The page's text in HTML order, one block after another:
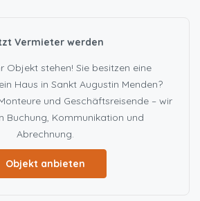
Vermieter werden
Objekt stehen! Sie besitzen eine
Haus in Sankt Augustin Menden?
und Geschäftsreisende – wir
Buchung, Kommunikation und
Abrechnung.
Objekt anbieten